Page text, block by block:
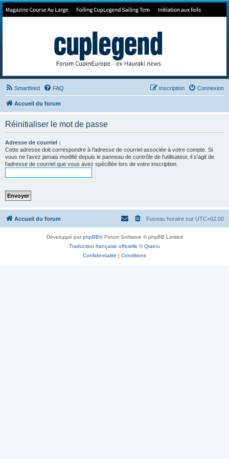
Forum de Cup In Europe
Smartfeed FAQ Connexion
Inscription
Accueil du forum
Réinitialiser le mot de passe
Adresse de courriel :
Cette adresse doit correspondre à l’adresse de courriel associée à votre compte. Si
vous ne l’avez jamais modifié depuis le panneau de contrôle de l’utilisateur, il s’agit de
l’adresse de courriel que vous avez spécifiée lors de votre inscription.
Accueil du forum Fuseau horaire sur UTC+02:00
Développé parphpBB® Forum Software © phpBB Limited
Traduction française officielle ©Qiaeru
Confidentialité
Conditions